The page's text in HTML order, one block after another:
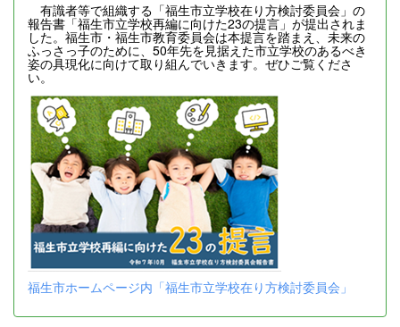
有識者等で組織する「福生市立学校在り方検討委員会」の
報告書「福生市立学校再編に向けた23の提言」が提出されま
した。福生市・福生市教育委員会は本提言を踏まえ、未来の
ふっさっ子のために、50年先を見据えた市立学校のあるべき
姿の具現化に向けて取り組んでいきます。ぜひご覧くださ
い。
福生市ホームページ内「福生市立学校在り方検討委員会」